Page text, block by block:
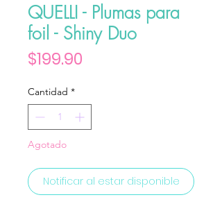
QUELLI - Plumas para
foil - Shiny Duo
$199.90
Cantidad *
Agotado
Notificar al estar disponible